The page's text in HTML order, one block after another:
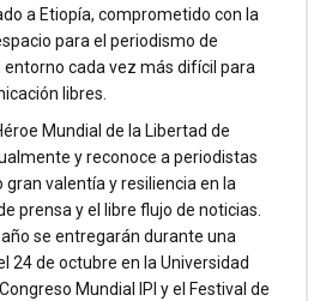
a Etiopía, comprometido con la
para el periodismo de
entorno cada vez más difícil para
libres.
Mundial de la Libertad de
y reconoce a periodistas
valentía y resiliencia en la
prensa y el libre flujo de noticias.
se entregarán durante una
24 de octubre en la Universidad
Mundial IPI y el Festival de